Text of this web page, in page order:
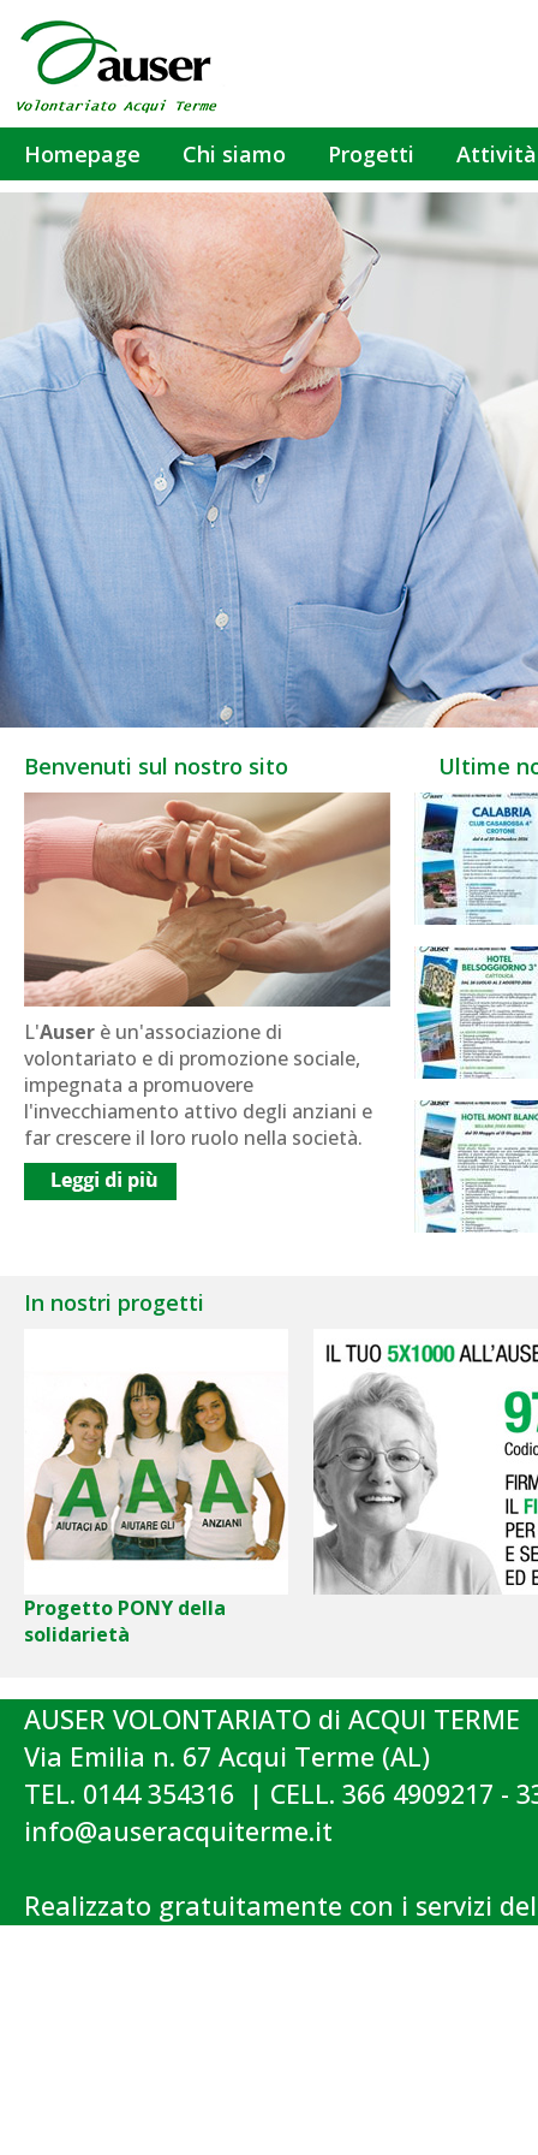
Homepage Chi siamo Progetti Attività
Benvenuti sul nostro sito
L'Auser è un'associazione di
volontariato e di promozione sociale,
impegnata a promuovere
l'invecchiamento attivo degli anziani e
far crescere il loro ruolo nella società.
Ultime
In nostri progetti
Progetto PONY della
solidarietà
AUSER VOLONTARIATO di ACQUI TERME
Via Emilia n. 67 Acqui Terme (AL)
TEL. 0144 354316 | CELL. 366 4909217 -
info@auseracquiterme.it
Realizzato gratuitamente con i servizi del